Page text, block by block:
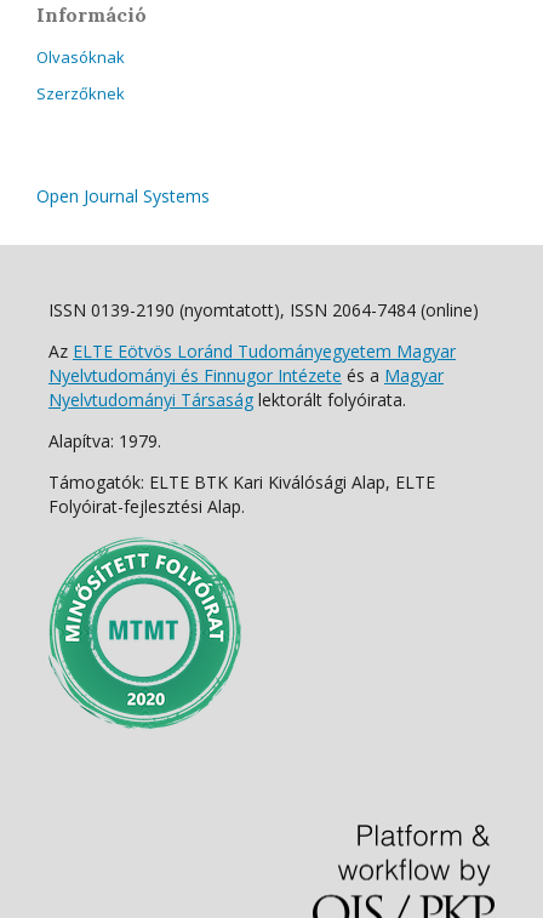
Információ
Olvasóknak
Szerzőknek
Open Journal Systems
ISSN 0139-2190 (nyomtatott), ISSN 2064-7484 (online)
Az ELTE Eötvös Loránd Tudományegyetem Magyar
Nyelvtudományi és Finnugor Intézete és a Magyar
Nyelvtudományi Társaság lektorált folyóirata.
Alapítva: 1979.
Támogatók: ELTE BTK Kari Kiválósági Alap, ELTE
Folyóirat-fejlesztési Alap.